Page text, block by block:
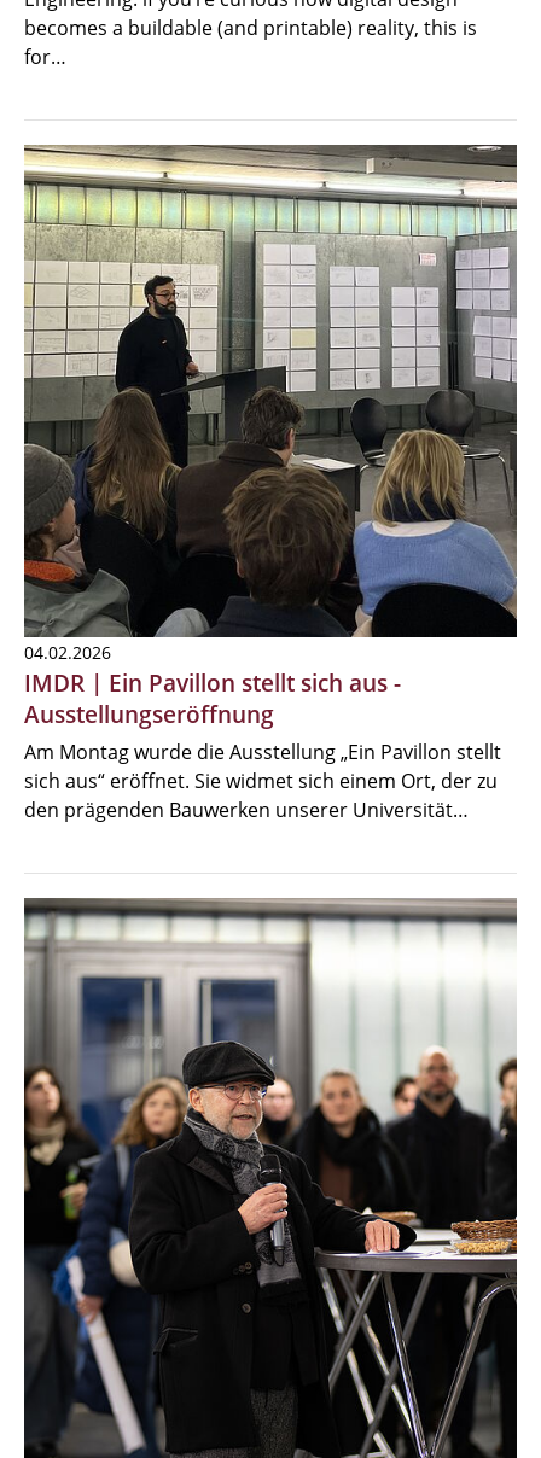
becomes a buildable (and printable) reality, this is
for…
04.02.2026
IMDR | Ein Pavillon stellt sich aus -
Ausstellungseröffnung
Am Montag wurde die Ausstellung „Ein Pavillon stellt
sich aus“ eröffnet. Sie widmet sich einem Ort, der zu
den prägenden Bauwerken unserer Universität…